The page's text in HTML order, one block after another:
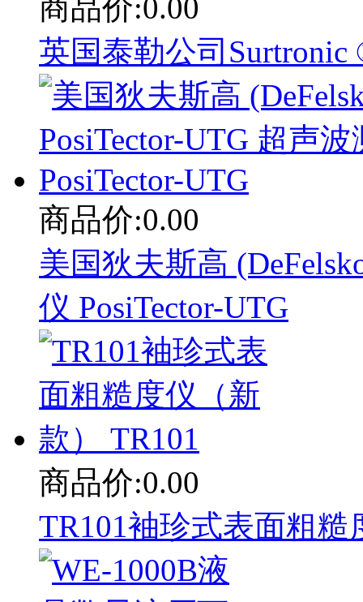
商品价:0.00
英国泰勒公司
商品价:0.00
美国狄夫斯高
仪 PosiTector-UTG
商品价:0.00
TR101袖珍式表面粗糙